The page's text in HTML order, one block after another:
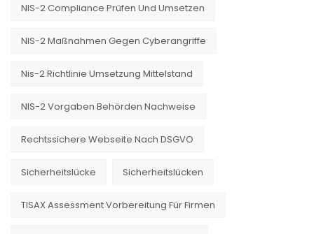
NIS-2 Compliance Prüfen Und Umsetzen
NIS-2 Maßnahmen Gegen Cyberangriffe
Nis-2 Richtlinie Umsetzung Mittelstand
NIS-2 Vorgaben Behörden Nachweise
Rechtssichere Webseite Nach DSGVO
Sicherheitslücke Sicherheitslücken
TISAX Assessment Vorbereitung Für Firmen